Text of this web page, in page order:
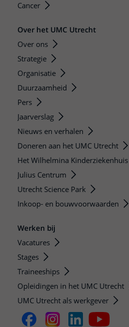
Cancer
Over het UMC Utrecht
Over ons
Strategie
Organisatie
Duurzaamheid
Pers
Jaarverslag
Nieuws en verhalen
Doneren aan het UMC Utrecht
Het Wilhelmina Kinderziekenhuis
Julius Centrum
Utrecht Science Park
Inkoop- en bouwvoorwaarden
Werken bij
Vacatures
Stages
Traineeships
Opleidingen in het UMC Utrecht
UMC Utrecht als werkgever